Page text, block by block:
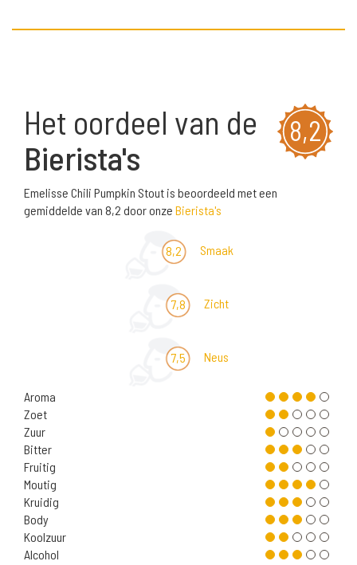
8,2
Het oordeel van de
Bierista's
Emelisse Chili Pumpkin Stout is beoordeeld met een
gemiddelde van 8,2 door onze Bierista's
8,2 Smaak
7,8 Zicht
7,5 Neus
Aroma
Zoet
Zuur
Bitter
Fruitig
Moutig
Kruidig
Body
Koolzuur
Alcohol